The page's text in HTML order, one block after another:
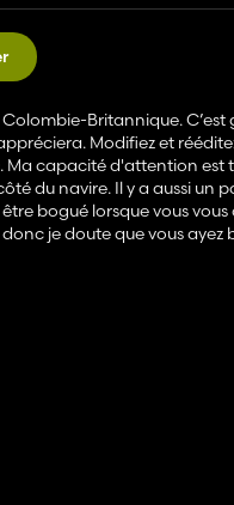
Britannique.
Modifiez et
Ma capacité d'attention
du navire. Il y a aussi un
bogué lorsque vous
donc je doute que vous